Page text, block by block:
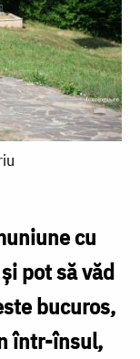
cu
pot să văd
bucuros,
într-însul,